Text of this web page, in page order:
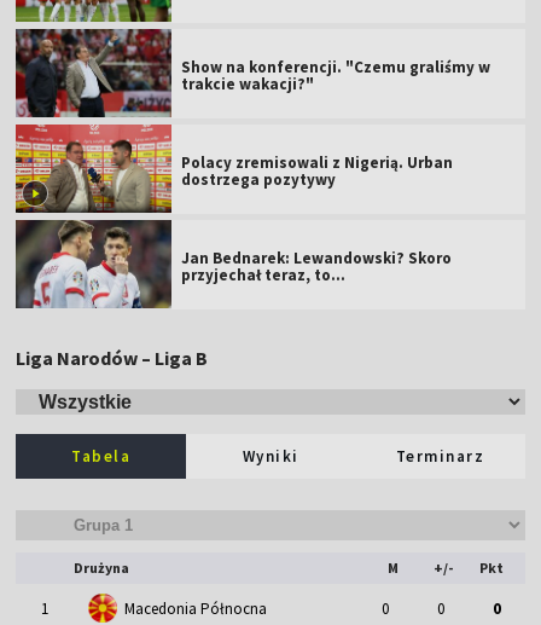
Show na konferencji. "Czemu graliśmy w
trakcie wakacji?"
Polacy zremisowali z Nigerią. Urban
dostrzega pozytywy
Jan Bednarek: Lewandowski? Skoro
przyjechał teraz, to…
Liga Narodów – Liga B
Tabela Wyniki Terminarz
Drużyna M +/- Pkt
1 Macedonia Północna 0 0 0